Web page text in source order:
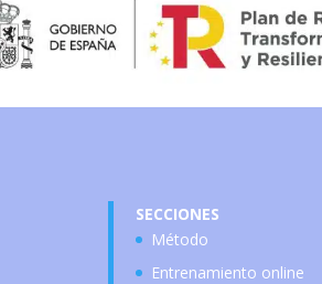
SECCIONES
Método
Entrenamiento online